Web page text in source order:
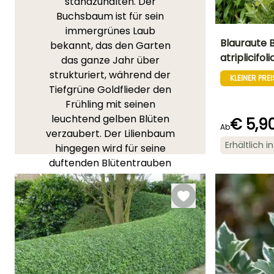
Buchsbaum ist für sein
immergrünes Laub
bekannt, das den Garten
das ganze Jahr über
strukturiert, während der
Tiefgrüne Goldflieder den
Frühling mit seinen
leuchtend gelben Blüten
verzaubert. Der Lilienbaum
hingegen wird für seine
duftenden Blütentrauben
geschätzt, die im Frühling
eine schöne Farb- und
Duftpalette bieten. Der
Felsenbirnenstrauch, der
für seine bunten Zweige im
Winter beliebt ist, zeigt
eine bemerkenswerte
1.20 m
Blütezeit
Juni für
September
Blauraute
KLEINER
Ab€
Erhältlich